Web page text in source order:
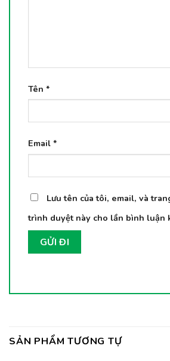
Tên *
Email *
Lưu tên của tôi, email, và
trình duyệt này cho lần bình luận
SẢN PHẨM TƯƠNG TỰ